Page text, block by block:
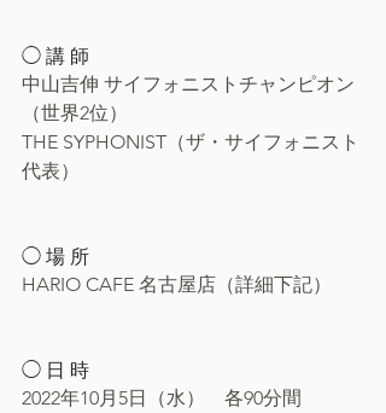
◯ 講 師
中山吉伸 サイフォニストチャンピオン
（世界2位）
THE SYPHONIST（ザ・サイフォニスト
代表）
◯ 場 所
HARIO CAFE 名古屋店（詳細下記）
◯ 日 時
2022年10月5日（水）　各90分間